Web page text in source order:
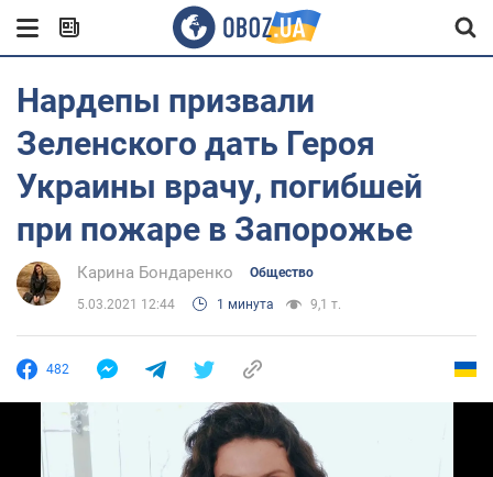
Нардепы призвали
Зеленского дать Героя
Украины врачу, погибшей
при пожаре в Запорожье
Карина Бондаренко Общество
5.03.2021 12:44 1 минута 9,1 т.
482